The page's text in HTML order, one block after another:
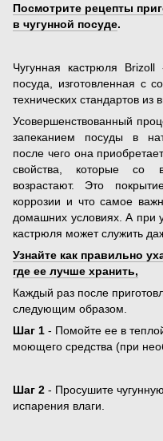
Посмотрите рецепты
в чугунной посуде.
Чугунная кастрюля
посуда, изготовленная с
технических стандартов из
Усовершенствованный
запеканием посуды в
после чего она
свойства, которые со
возрастают. Это
коррозии и что самое
домашних условиях. А при
кастрюля может служить
Узнайте как правильно
где ее лучше хранить,
Каждый раз после
следующим образом.
Шаг 1 - Помойте ее в
моющего средства (при
Шаг 2 - Просушите
испарения влаги.